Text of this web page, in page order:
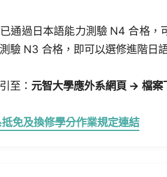
通過日本語能力測驗 N4 合格，
驗 N3 合格，即可以選修進階日
至： 元智大學應外系網頁 → 檔
免及換修學分作業規定連結